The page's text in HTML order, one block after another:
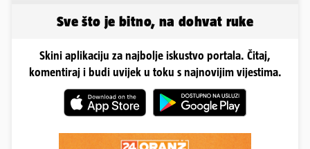
Sve što je bitno, na dohvat ruke
Skini aplikaciju za najbolje iskustvo portala. Čitaj,
komentiraj i budi uvijek u toku s najnovijim vijestima.